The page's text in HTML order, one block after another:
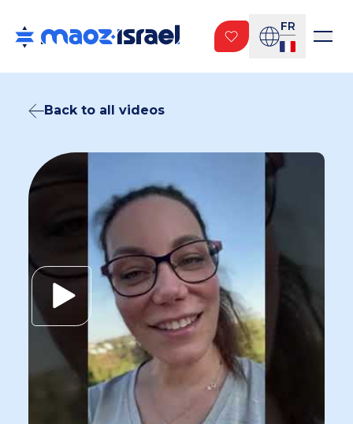
FR
Back to all videos